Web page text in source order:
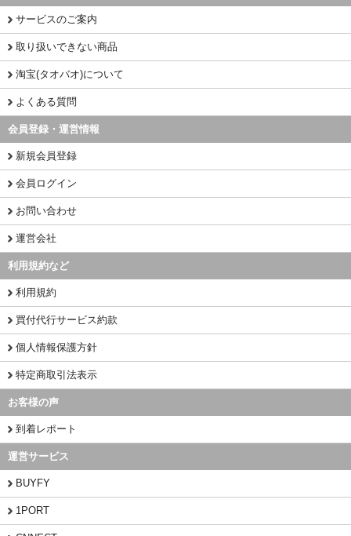
サービスのご案内
取り扱いできない商品
淘宝(タオバオ)について
よくある質問
会員登録・運営情報
新規会員登録
会員ログイン
お問い合わせ
運営会社
利用規約など
利用規約
買付代行サービス約款
個人情報保護方針
特定商取引法表示
お客様の声
到着レポート
運営サービス
BUYFY
1PORT